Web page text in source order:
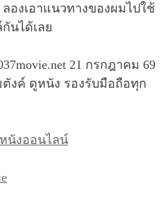
งเอาแนวทางของผมไปใช้
นได้เลย
21 กรกฎาคม 69
ตังค์ ดูหนัง รองรับมือถือทุก
นังออนไลน์